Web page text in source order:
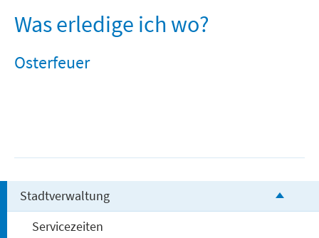
Freizeit und Tourismus
Was erledige ich wo?
Osterfeuer
Stadtverwaltung
Servicezeiten